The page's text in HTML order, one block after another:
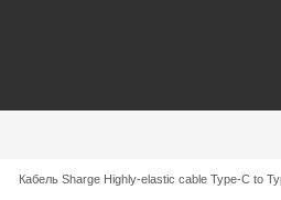
Кабель Sharge Highly-elastic cable Type-C to